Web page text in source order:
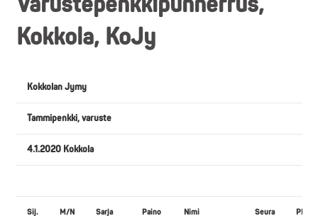
Kokkola, KoJy
Kokkolan Jymy
Tammipenkki, varuste
4.1.2020 Kokkola
Sij. M/N Sarja Paino Nimi Seura